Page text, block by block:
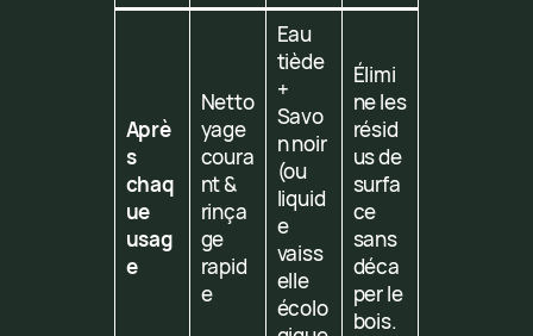
Aprè
s
chaq
ue
usag
e
Netto
yage
coura
nt &
rinça
ge
rapid
e
Eau
tiède
+
Savo
n noir
(ou
liquid
e
vaiss
elle
écolo
Élimi
ne les
résid
us de
surfa
ce
sans
déca
per le
bois.